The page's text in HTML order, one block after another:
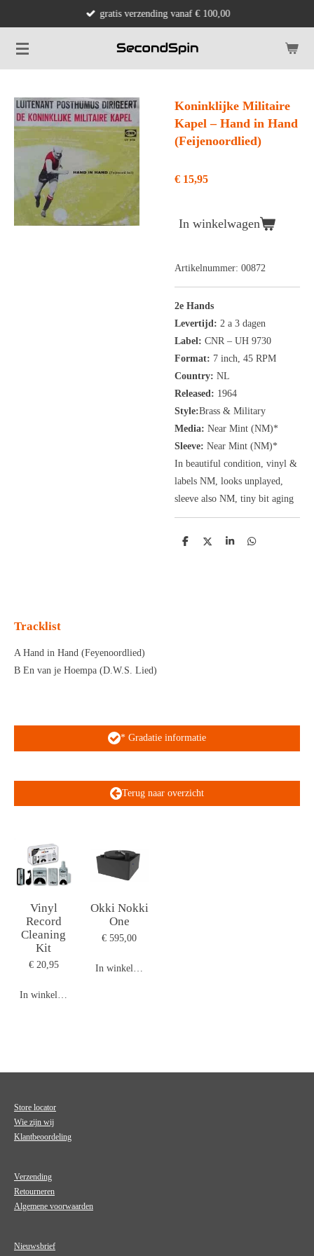
naar
de
gratis verzending vanaf € 100,00
Koninklijke Militaire
Kapel ‎– Hand in Hand
(Feijenoordlied)
€ 15,95
In winkelwagen
Artikelnummer: 00872
2e Hands
Levertijd: 2 a 3 dagen
Label: CNR ‎– UH 9730
Format: 7 inch, 45 RPM
Country: NL
Released: 1964
Style:Brass & Military
Media: Near Mint (NM)*
Sleeve: Near Mint (NM)*
In beautiful condition, vinyl &
labels NM, looks unplayed,
sleeve also NM, tiny bit aging
D
D
S
D
Tracklist
A Hand in Hand (Feyenoordlied)
B En van je Hoempa (D.W.S. Lied)
* Gradatie informatie
Terug naar overzicht
Vinyl
Record
Cleaning
Kit
€ 20,95
In winkelwagen
Okki Nokki
One
€ 595,00
In winkelwagen
Store locator
Wie zijn wij
Klantbeoordeling
Verzending
Retourneren
Algemene voorwaarden
Nieuwsbrief